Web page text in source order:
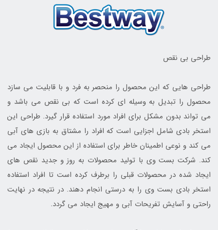
طراحی بی نقص
طراحی هایی که این محصول را منحصر به فرد و با قابلیت می سازد
محصول را تبدیل به وسیله ای کرده است که بی نقص می باشد و
می تواند بدون مشکل برای افراد مورد استفاده قرار گیرد. طراحی این
استخر بادی شامل اجزایی است که افراد را مشتاق به بازی های آبی
می کند و نوعی اطمینان خاطر برای استفاده از این محصول ایجاد می
کند. شرکت بست وی با تولید محصولات به روز و جدید نقص های
ایجاد شده در محصولات قبلی را برطرف کرده است تا افراد استفاده
استخر بادی بست وی را به درستی انجام دهند. در نتیجه در نهایت
راحتی و آسایش تفریحات آبی و مهیج ایجاد می گردد.